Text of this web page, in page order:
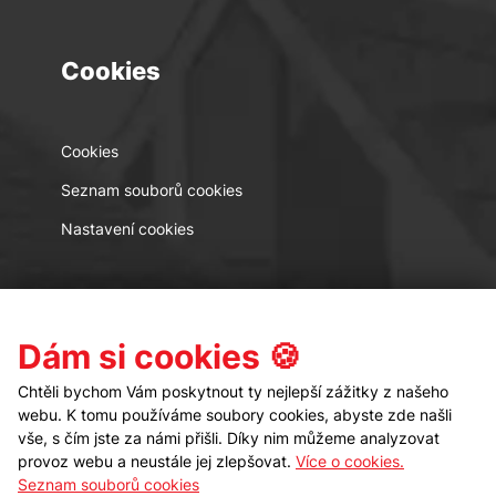
Cookies
Cookies
Seznam souborů cookies
Nastavení cookies
Kontakt Sledujte nás
Dám si cookies 🍪
Chtěli bychom Vám poskytnout ty nejlepší zážitky z našeho
webu. K tomu používáme soubory cookies, abyste zde našli
vše, s čím jste za námi přišli. Díky nim můžeme analyzovat
provoz webu a neustále jej zlepšovat. Více o cookies.
Seznam souborů cookies